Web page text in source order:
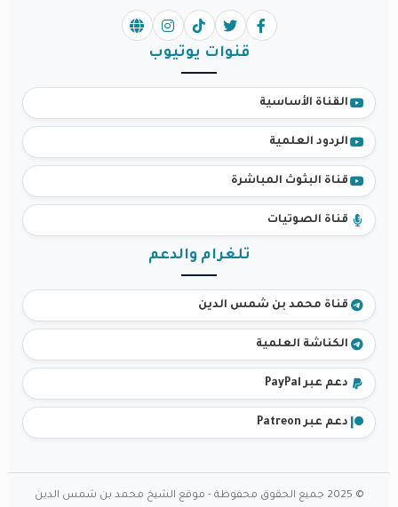
قنوات يوتيوب
القناة الأساسية
الردود العلمية
قناة البثوث المباشرة
قناة الصوتيات
تلغرام والدعم
قناة محمد بن شمس الدين
الكناشة العلمية
دعم عبر PayPal
دعم عبر Patreon
© 2025 جميع الحقوق محفوظة - موقع الشيخ محمد بن شمس الدين